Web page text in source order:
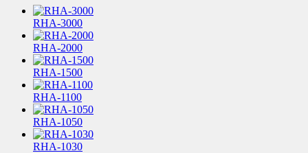
RHA-3000
RHA-2000
RHA-1500
RHA-1100
RHA-1050
RHA-1030